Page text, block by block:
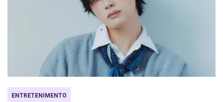
ENTRETENIMENTO